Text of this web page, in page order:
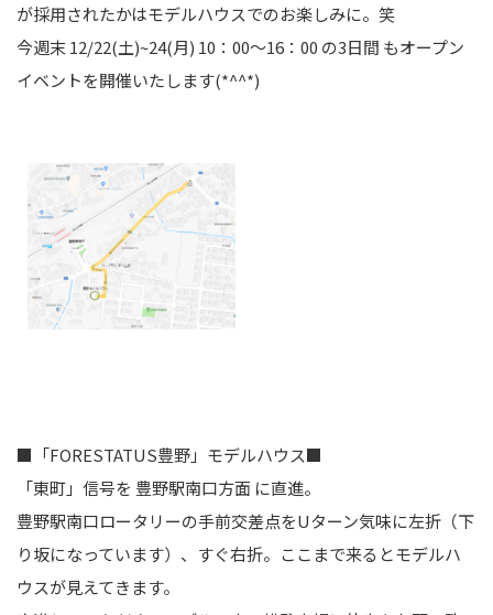
が採用されたかはモデルハウスでのお楽しみに。笑
今週末 12/22(土)~24(月) 10：00～16：00 の3日間 もオープン
イベントを開催いたします(*^^*)
■「FORESTATUS豊野」モデルハウス■
「東町」信号を 豊野駅南口方面 に直進。
豊野駅南口ロータリーの手前交差点をUターン気味に左折（下
り坂になっています）、すぐ右折。ここまで来るとモデルハ
ウスが見えてきます。